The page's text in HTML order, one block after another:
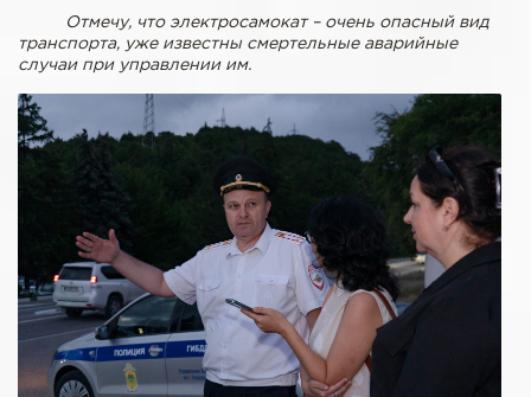
Отмечу, что электросамокат – очень опасный вид
транспорта, уже известны смертельные аварийные
случаи при управлении им.